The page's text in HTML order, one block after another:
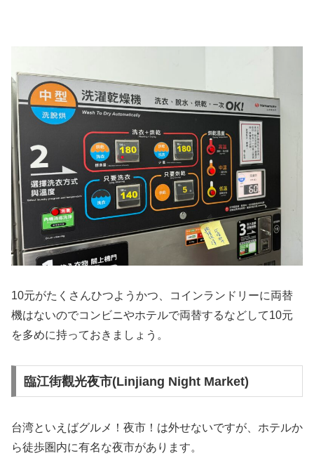
10元がたくさんひつようかつ、コインランドリーに両替
機はないのでコンビニやホテルで両替するなどして10元
を多めに持っておきましょう。
臨江街觀光夜市(Linjiang Night Market)
台湾といえばグルメ！夜市！は外せないですが、ホテルか
ら徒歩圏内に有名な夜市があります。